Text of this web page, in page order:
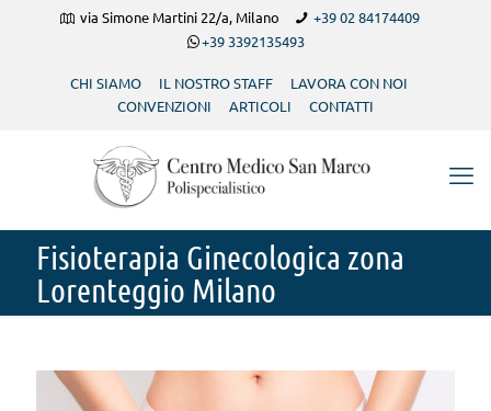
via Simone Martini 22/a, Milano
+39 02 84174409
+39 3392135493
CHI SIAMO IL NOSTRO STAFF
LAVORA CON NOI
CONVENZIONI
ARTICOLI CONTATTI
Fisioterapia Ginecologica zona
Lorenteggio Milano